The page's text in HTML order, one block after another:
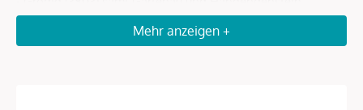
- Sankt Leonhard (1108) samt Drachenloch
Mehr anzeigen +